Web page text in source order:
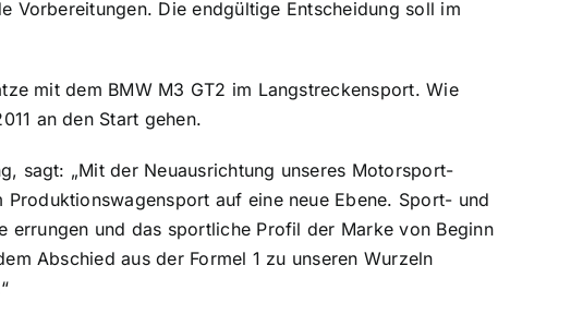
Vorbereitungen. Die endgültige Entscheidung soll im
mit dem BMW M3 GT2 im Langstreckensport. Wie
an den Start gehen.
sagt: „Mit der Neuausrichtung unseres Motorsport-
auf eine neue Ebene. Sport- und
errungen und das sportliche Profil der Marke von Beginn
Abschied aus der Formel 1 zu unseren Wurzeln